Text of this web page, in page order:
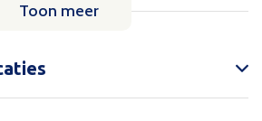
Toon meer